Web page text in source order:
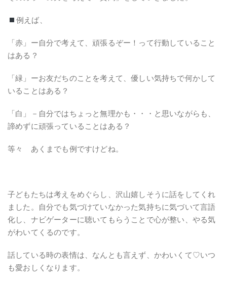
例えば、
「赤」ー自分で考えて、頑張るぞー！って行動していること
はある？
「緑」ーお友だちのことを考えて、優しい気持ちで何かして
いることはある？
「白」－自分ではちょっと無理かも・・・と思いながらも、
諦めずに頑張っていることはある？
等々 あくまでも例ですけどね。
子どもたちは考えをめぐらし、沢山嬉しそうに話をしてくれ
ました。自分でも気づけていなかった気持ちに気づいて言語
化し、ナビゲーターに聴いてもらうことで心が整い、やる気
がわいてくるのです。
話している時の表情は、なんとも言えず、かわいくて♡いつ
も愛おしくなります。